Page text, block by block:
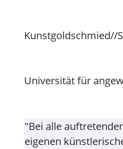
Kunstgoldschmied//
Universität für
"Bei alle
eigenen